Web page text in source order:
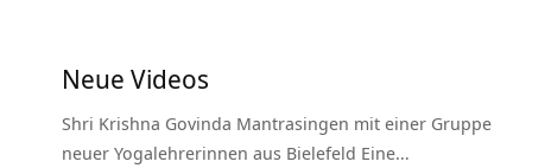
Neue Videos
Shri Krishna Govinda Mantrasingen mit einer Gruppe
neuer Yogalehrerinnen aus Bielefeld Eine…